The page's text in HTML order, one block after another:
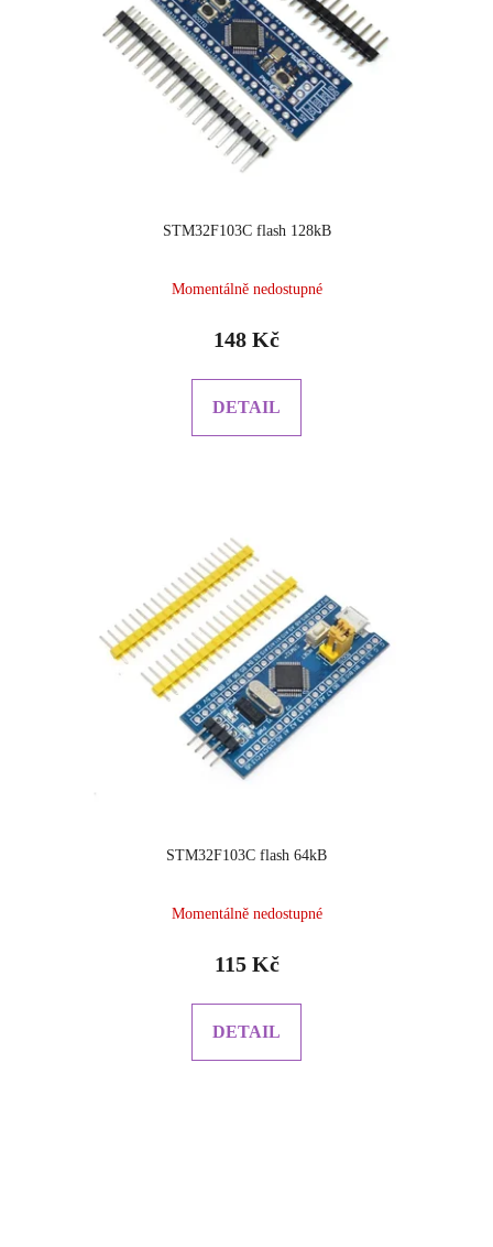
STM32F103C flash 128kB
Momentálně nedostupné
148 Kč
DETAIL
STM32F103C flash 64kB
Momentálně nedostupné
115 Kč
DETAIL